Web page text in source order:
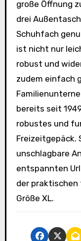
große Öffnung
drei
Schuhfach
ist nicht nur
robust und
zudem einfach
bereits seit
robustes und
Freizeitgepäck.
unschlagbare
entspannten
der
Größe XL.